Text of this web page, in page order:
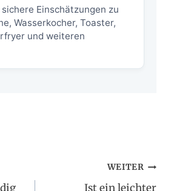
Einschätzungen zu
Wasserkocher, Toaster,
und weiteren
WEITER
Ist ein leichter